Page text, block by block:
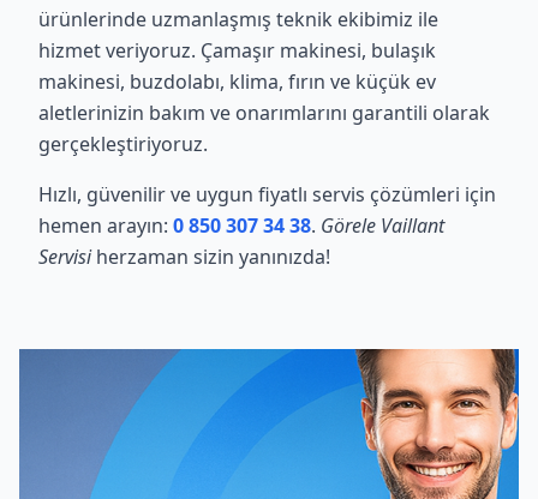
ürünlerinde uzmanlaşmış teknik ekibimiz ile
hizmet veriyoruz. Çamaşır makinesi, bulaşık
makinesi, buzdolabı, klima, fırın ve küçük ev
aletlerinizin bakım ve onarımlarını garantili olarak
gerçekleştiriyoruz.
Hızlı, güvenilir ve uygun fiyatlı servis çözümleri için
hemen arayın: 0 850 307 34 38. Görele Vaillant
Servisiherzaman sizin yanınızda!